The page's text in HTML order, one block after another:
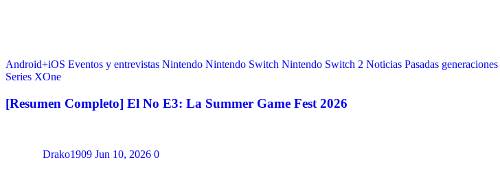
Android+iOS Eventos y entrevistas Nintendo Nintendo Switch Nintendo Switch 2 Noticias Pasadas generaciones
Series XOne
[Resumen Completo] El No E3: La Summer Game Fest 2026
Drako1909 Jun 10, 2026 0